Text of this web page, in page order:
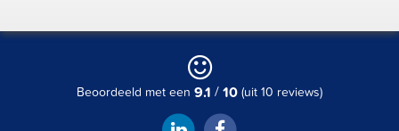
Beoordeeld met een 9.1 / 10 (uit 10 reviews)